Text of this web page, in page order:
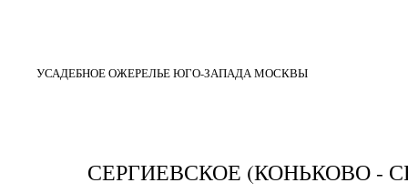
УСАДЕБНОЕ ОЖЕРЕЛЬЕ ЮГО-ЗАПАДА МОСКВЫ
СЕРГИЕВСКОЕ (КОНЬКОВО -